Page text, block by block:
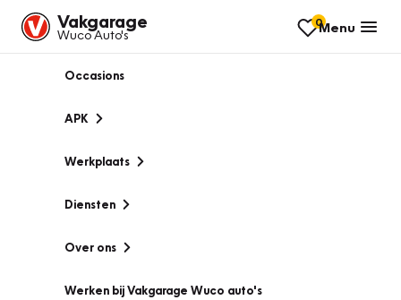
Vakgarage
Wuco Auto's
0Menu
Occasions
APK
Werkplaats
Diensten
Over ons
Werken bij Vakgarage Wuco auto's